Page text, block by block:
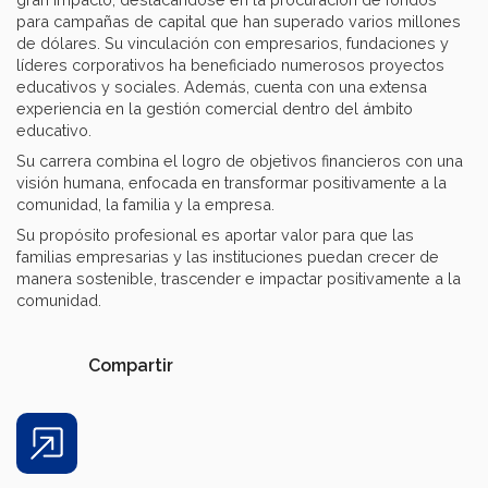
para campañas de capital que han superado varios millones
de dólares. Su vinculación con empresarios, fundaciones y
líderes corporativos ha beneficiado numerosos proyectos
educativos y sociales. Además, cuenta con una extensa
experiencia en la gestión comercial dentro del ámbito
educativo.
Su carrera combina el logro de objetivos financieros con una
visión humana, enfocada en transformar positivamente a la
comunidad, la familia y la empresa.
Su propósito profesional es aportar valor para que las
familias empresarias y las instituciones puedan crecer de
manera sostenible, trascender e impactar positivamente a la
comunidad.
Share
Compartir